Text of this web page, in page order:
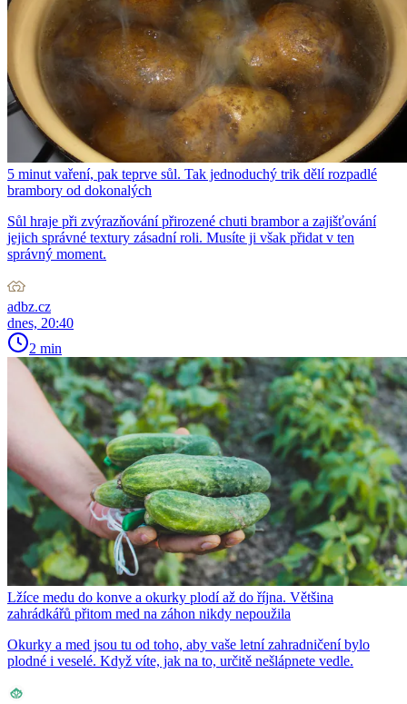
5 minut vaření, pak teprve sůl. Tak jednoduchý trik dělí rozpadlé
brambory od dokonalých
Sůl hraje při zvýrazňování přirozené chuti brambor a zajišťování
jejich správné textury zásadní roli. Musíte ji však přidat v ten
správný moment.
adbz.cz
dnes, 20:40
2 min
Lžíce medu do konve a okurky plodí až do října. Většina
zahrádkářů přitom med na záhon nikdy nepoužila
Okurky a med jsou tu od toho, aby vaše letní zahradničení bylo
plodné i veselé. Když víte, jak na to, určitě nešlápnete vedle.